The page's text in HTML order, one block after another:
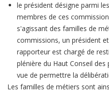
le président désigne parmi
membres de ces
s'agissant des familles de
commissions, un président
rapporteur est chargé de
plénière du Haut Conseil
vue de permettre la
Les familles de métiers sont